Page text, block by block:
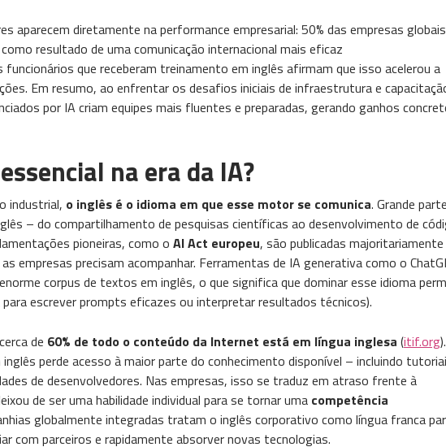
aparecem diretamente na performance empresarial: 50% das empresas globais
resultado de uma comunicação internacional mais eficaz​
funcionários que receberam treinamento em inglês afirmam que isso acelerou a
Em resumo, ao enfrentar os desafios iniciais de infraestrutura e
por IA criam equipes mais fluentes e preparadas, gerando ganhos
na era da IA?
industrial, o inglês é o idioma em que esse motor se comunica. Grande
– do compartilhamento de pesquisas científicas ao desenvolvimento de
pioneiras, como oAI Act europeu, são publicadas
empresas precisam acompanhar. Ferramentas de IA generativa como o
corpus de textos em inglês, o que significa que dominar esse idioma
escrever prompts eficazes ou interpretar resultados técnicos).
de 60% de todo o conteúdo da Internet está em língua inglesa (itif.org
perde acesso à maior parte do conhecimento disponível – incluindo
de desenvolvedores. Nas empresas, isso se traduz em atraso frente à
de ser uma habilidade individual para se tornar uma competência
globalmente integradas tratam o inglês corporativo como língua franca
com parceiros e rapidamente absorver novas tecnologias.